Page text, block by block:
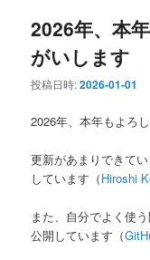
2026年、本
がいします
投稿日時:2026-01-01
2026年、本年もよろ
更新があまりできて
しています（Hiroshi
また、自分でよく使
公開しています（